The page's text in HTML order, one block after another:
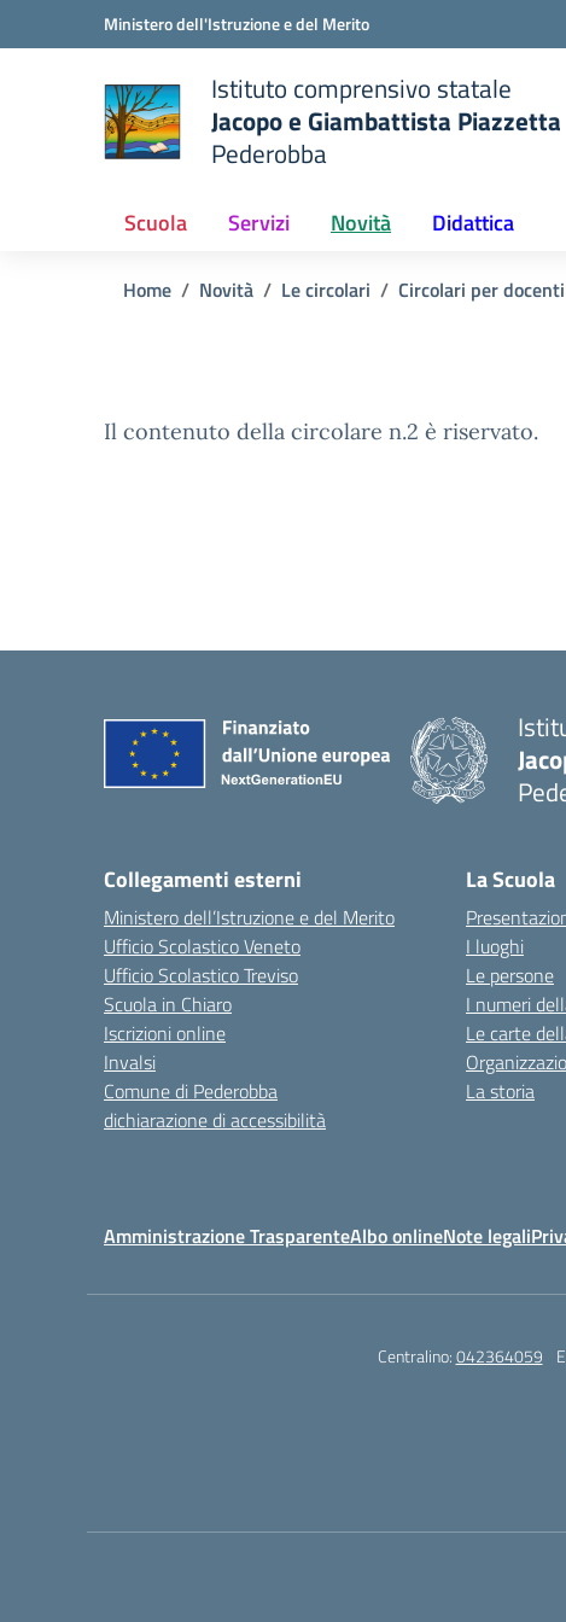
Vai ai contenuti
Vai al menu di navigazioneMinistero dell'Istruzione e del Merito
scuola
Istituto comprensivo statale
Jacopo e Giambattista Piazzetta
Pederobba
Scuola Servizi Novità Didattica
Home Novità Le circolari Circolari per
Il contenuto della circolare n.2 è riservato.
Collegamenti esterni
Ministero dell’Istruzione e del Merito
Ufficio Scolastico Veneto
Ufficio Scolastico Treviso
Scuola in Chiaro
Iscrizioni online
Invalsi
Comune di Pederobba
dichiarazione di accessibilità
La Scuola
I luoghi
Le persone
I numeri
Le carte
La storia
Amministrazione TrasparenteAlbo onlineNote legali
Centralino:042364059